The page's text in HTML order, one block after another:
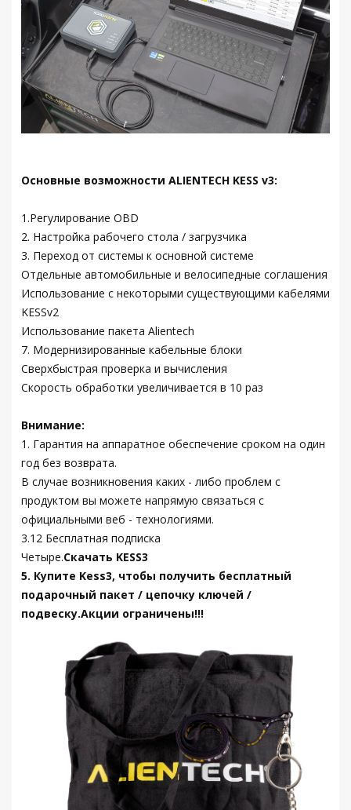
Основные возможности ALIENTECH KESS v3:
1.Регулирование OBD
2. Настройка рабочего стола / загрузчика
3. Переход от системы к основной системе
Отдельные автомобильные и велосипедные соглашения
Использование с некоторыми существующими кабелями
KESSv2
Использование пакета Alientech
7. Модернизированные кабельные блоки
Сверхбыстрая проверка и вычисления
Скорость обработки увеличивается в 10 раз
Внимание:
1. Гарантия на аппаратное обеспечение сроком на один
год без возврата.
В случае возникновения каких - либо проблем с
продуктом вы можете напрямую связаться с
официальными веб - технологиями.
3.12 Бесплатная подписка
Четыре.Скачать KESS3
5. Купите Kess3, чтобы получить бесплатный
подарочный пакет / цепочку ключей /
подвеску.Акции ограничены!!!